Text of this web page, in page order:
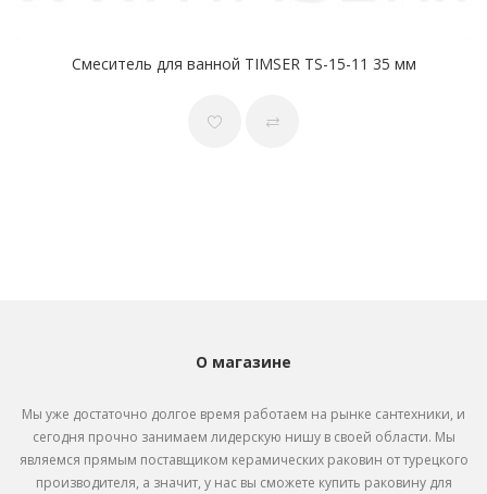
Смеситель для ванной TIMSER TS-15-11 35 мм
О магазине
Мы уже достаточно долгое время работаем на рынке сантехники, и
сегодня прочно занимаем лидерскую нишу в своей области. Мы
являемся прямым поставщиком керамических раковин от турецкого
производителя, а значит, у нас вы сможете купить раковину для